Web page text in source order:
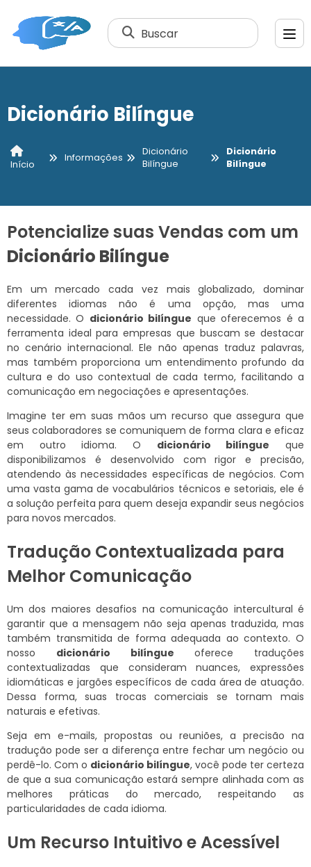
Buscar
Dicionário Bilíngue
Início
Informações
Dicionário
Bilíngue
Dicionário
Bilíngue
Potencialize suas Vendas com um
Dicionário Bilíngue
Em um mercado cada vez mais globalizado, dominar
diferentes idiomas não é uma opção, mas uma
necessidade. O dicionário bilíngue que oferecemos é a
ferramenta ideal para empresas que buscam se destacar
no cenário internacional. Ele não apenas traduz palavras,
mas também proporciona um entendimento profundo da
cultura e do uso contextual de cada termo, facilitando a
comunicação em negociações e apresentações.
Imagine ter em suas mãos um recurso que assegura que
seus colaboradores se comuniquem de forma clara e eficaz
em outro idioma. O dicionário bilíngue que
disponibilizamos é desenvolvido com rigor e precisão,
atendendo às necessidades específicas de negócios. Com
uma vasta gama de vocabulários técnicos e setoriais, ele é
a solução perfeita para quem deseja expandir seus negócios
para novos mercados.
Tradução Contextualizada para
Melhor Comunicação
Um dos maiores desafios na comunicação intercultural é
garantir que a mensagem não seja apenas traduzida, mas
também transmitida de forma adequada ao contexto. O
nosso dicionário bilíngue oferece traduções
contextualizadas que consideram nuances, expressões
idiomáticas e jargões específicos de cada área de atuação.
Dessa forma, suas trocas comerciais se tornam mais
naturais e efetivas.
Seja em e-mails, propostas ou reuniões, a precisão na
tradução pode ser a diferença entre fechar um negócio ou
perdê-lo. Com o dicionário bilíngue, você pode ter certeza
de que a sua comunicação estará sempre alinhada com as
melhores práticas do mercado, respeitando as
particularidades de cada idioma.
Um Recurso Intuitivo e Acessível